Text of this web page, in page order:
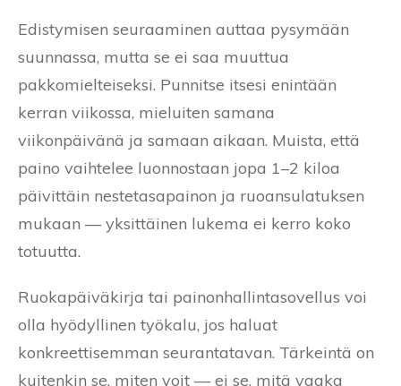
Edistymisen seuraaminen auttaa pysymään
suunnassa, mutta se ei saa muuttua
pakkomielteiseksi. Punnitse itsesi enintään
kerran viikossa, mieluiten samana
viikonpäivänä ja samaan aikaan. Muista, että
paino vaihtelee luonnostaan jopa 1–2 kiloa
päivittäin nestetasapainon ja ruoansulatuksen
mukaan — yksittäinen lukema ei kerro koko
totuutta.
Ruokapäiväkirja tai painonhallintasovellus voi
olla hyödyllinen työkalu, jos haluat
konkreettisemman seurantatavan. Tärkeintä on
kuitenkin se, miten voit — ei se, mitä vaaka